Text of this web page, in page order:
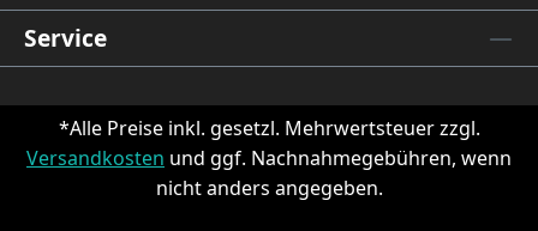
Service
*Alle Preise inkl. gesetzl. Mehrwertsteuer zzgl.
Versandkosten und ggf. Nachnahmegebühren, wenn
nicht anders angegeben.